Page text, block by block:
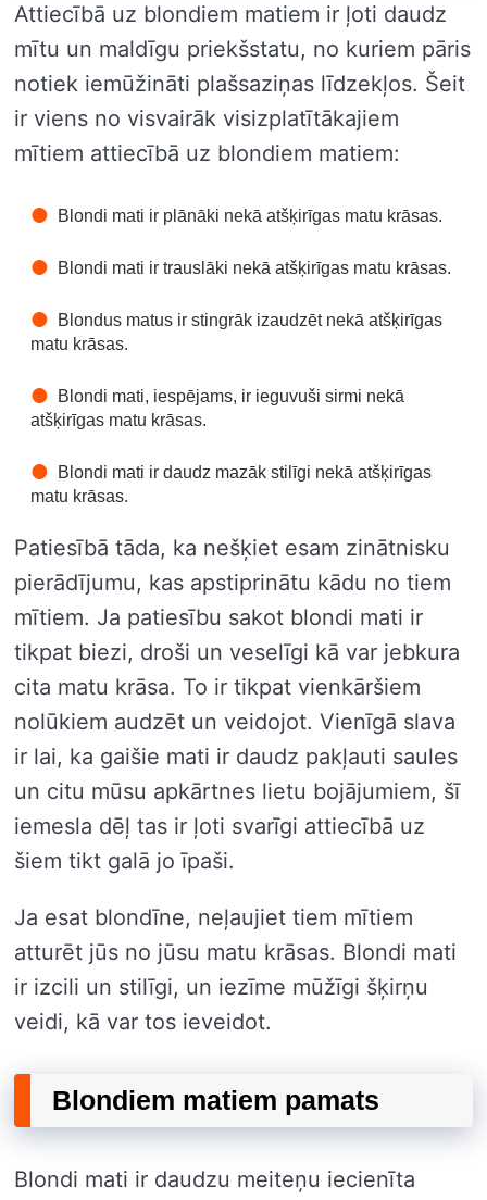
Attiecībā uz blondiem matiem ir ļoti daudz
mītu un maldīgu priekšstatu, no kuriem pāris
notiek iemūžināti plašsaziņas līdzekļos. Šeit
ir viens no visvairāk visizplatītākajiem
mītiem attiecībā uz blondiem matiem:
Blondi mati ir plānāki nekā atšķirīgas matu krāsas.
Blondi mati ir trauslāki nekā atšķirīgas matu krāsas.
Blondus matus ir stingrāk izaudzēt nekā atšķirīgas
matu krāsas.
Blondi mati, iespējams, ir ieguvuši sirmi nekā
atšķirīgas matu krāsas.
Blondi mati ir daudz mazāk stilīgi nekā atšķirīgas
matu krāsas.
Patiesībā tāda, ka nešķiet esam zinātnisku
pierādījumu, kas apstiprinātu kādu no tiem
mītiem. Ja patiesību sakot blondi mati ir
tikpat biezi, droši un veselīgi kā var jebkura
cita matu krāsa. To ir tikpat vienkāršiem
nolūkiem audzēt un veidojot. Vienīgā slava
ir lai, ka gaišie mati ir daudz pakļauti saules
un citu mūsu apkārtnes lietu bojājumiem, šī
iemesla dēļ tas ir ļoti svarīgi attiecībā uz
šiem tikt galā jo īpaši.
Ja esat blondīne, neļaujiet tiem mītiem
atturēt jūs no jūsu matu krāsas. Blondi mati
ir izcili un stilīgi, un iezīme mūžīgi šķirņu
veidi, kā var tos ieveidot.
Blondiem matiem pamats
Blondi mati ir daudzu meiteņu iecienīta